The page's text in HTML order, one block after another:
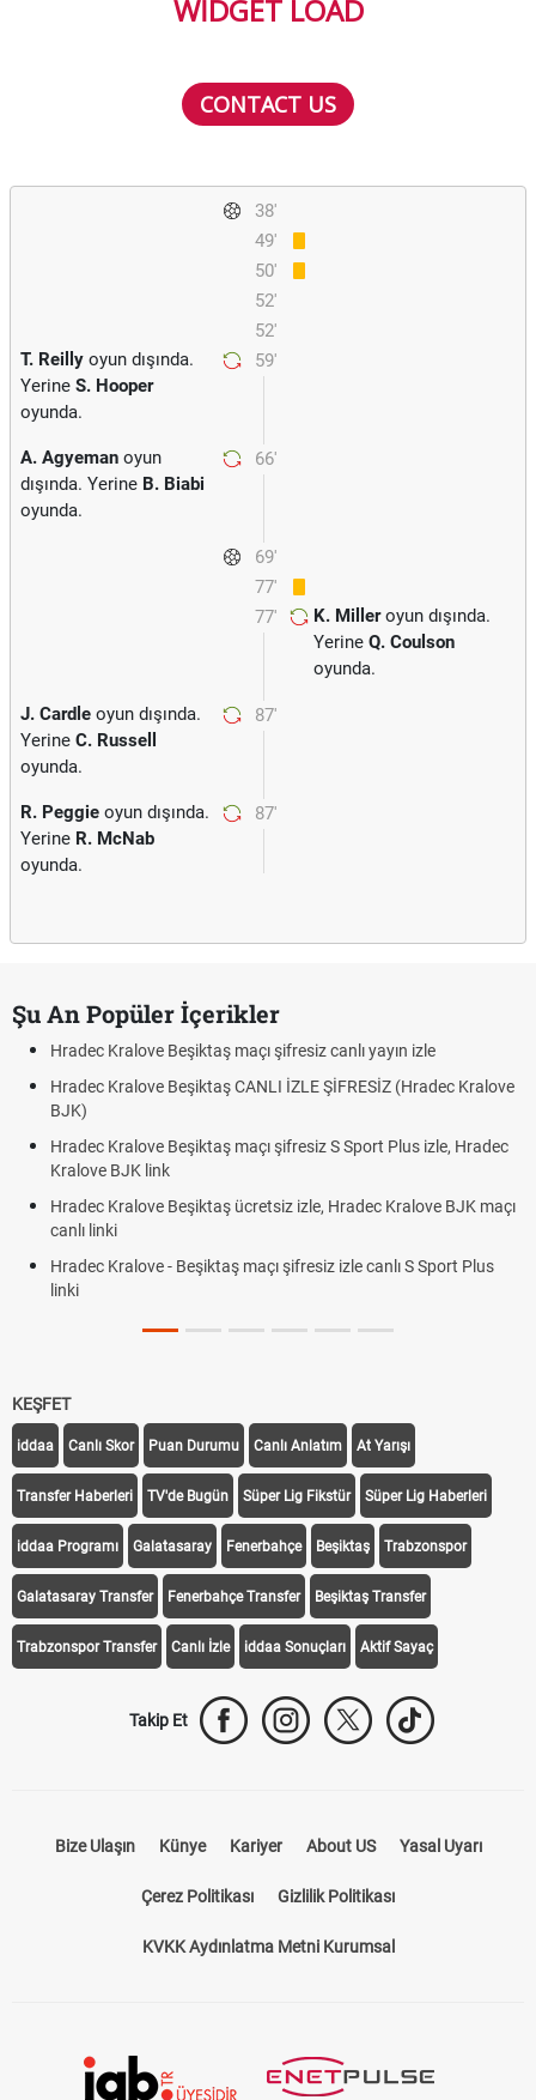
WIDGET LOAD
CONTACT US
38'
49'
50'
52'
52'
59'
T. Reilly oyun dışında.
Yerine S. Hooper
oyunda.
66'
A. Agyeman oyun
dışında. Yerine B. Biabi
oyunda.
69'
77'
77'
K. Milleroyun dışında.
Yerine Q. Coulson
oyunda.
87'
J. Cardle oyun dışında.
Yerine C. Russell
oyunda.
87'
R. Peggie oyun dışında.
Yerine R. McNab
oyunda.
Şu An Popüler İçerikler
Hradec Kralove Beşiktaş maçı şifresiz canlı yayın izle
Hradec Kralove Beşiktaş CANLI İZLE ŞİFRESİZ (Hradec Kralove
BJK)
Hradec Kralove Beşiktaş maçı şifresiz S Sport Plus izle, Hradec
Kralove BJK link
Hradec Kralove Beşiktaş ücretsiz izle, Hradec Kralove BJK maçı
canlı linki
Hradec Kralove - Beşiktaş maçı şifresiz izle canlı S Sport Plus
linki
KEŞFET
iddaa Canlı Skor Puan Durumu Canlı Anlatım At Yarışı
Transfer Haberleri TV'de Bugün Süper Lig Fikstür Süper Lig Haberleri
iddaa Programı Galatasaray Fenerbahçe Beşiktaş Trabzonspor
Galatasaray Transfer Fenerbahçe Transfer Beşiktaş Transfer
Trabzonspor Transfer Canlı İzle iddaa Sonuçları Aktif Sayaç
Takip Et
Bize Ulaşın Künye Kariyer About US Yasal Uyarı
Çerez Politikası Gizlilik Politikası
KVKK Aydınlatma Metni Kurumsal